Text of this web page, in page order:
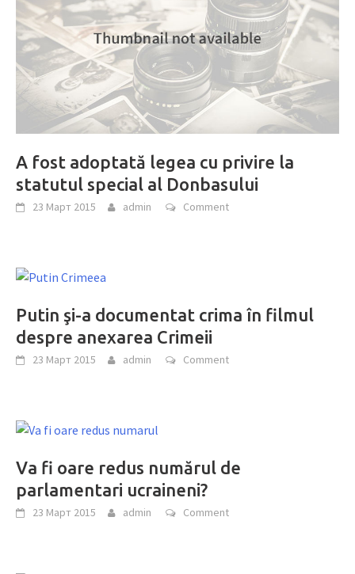
A fost adoptată legea cu privire la
statutul special al Donbasului
23 Март 2015 admin Comment
Putin şi-a documentat crima în filmul
despre anexarea Crimeii
23 Март 2015 admin Comment
Va fi oare redus numărul de
parlamentari ucraineni?
23 Март 2015 admin Comment